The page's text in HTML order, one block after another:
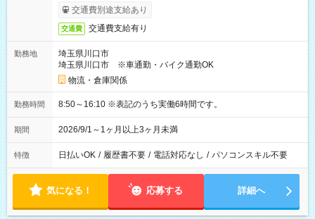
交通費別途支給あり
交通費 交通費支給有り
勤務地
埼玉県川口市
埼玉県川口市 ※車通勤・バイク通勤OK
物流・倉庫関係
勤務時間 8:50～16:10 ※表記のうち実働6時間です。
期間 2026/9/1～1ヶ月以上3ヶ月未満
特徴 日払いOK / 履歴書不要 / 電話対応なし / パソコンスキル不要
気になる！ 応募する 詳細へ